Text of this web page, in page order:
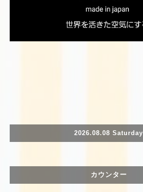
2026.08.08 Saturday
カウンター